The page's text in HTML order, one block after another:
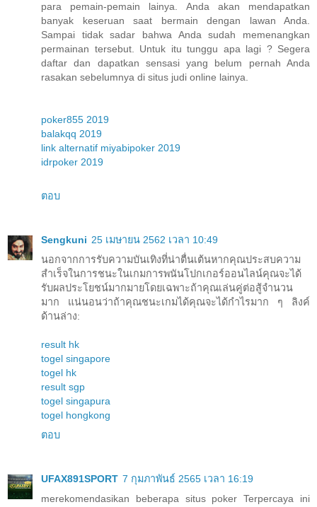
para pemain-pemain lainya. Anda akan mendapatkan
banyak keseruan saat bermain dengan lawan Anda.
Sampai tidak sadar bahwa Anda sudah memenangkan
permainan tersebut. Untuk itu tunggu apa lagi ? Segera
daftar dan dapatkan sensasi yang belum pernah Anda
rasakan sebelumnya di situs judi online lainya.
poker855 2019
balakqq 2019
link alternatif miyabipoker 2019
idrpoker 2019
ตอบ
Sengkuni 25 เมษายน 2562 เวลา 10:49
นอกจากการรับความบันเทิงที่น่าตื่นเต้นหากคุณประสบความ
สำเร็จในการชนะในเกมการพนันโปกเกอร์ออนไลน์คุณจะได้
รับผลประโยชน์มากมายโดยเฉพาะถ้าคุณเล่นคู่ต่อสู้จำนวน
มาก แน่นอนว่าถ้าคุณชนะเกมได้คุณจะได้กำไรมาก ๆ ลิงค์
ด้านล่าง:
result hk
togel singapore
togel hk
result sgp
togel singapura
togel hongkong
ตอบ
UFAX891SPORT 7 กุมภาพันธ์ 2565 เวลา 16:19
merekomendasikan beberapa situs poker Terpercaya ini